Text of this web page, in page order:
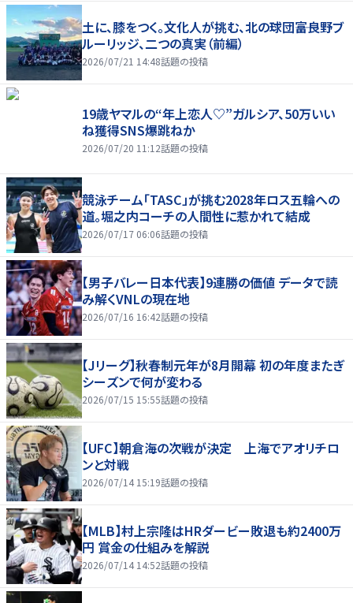
土に、膝をつく。文化人が挑む、北の球団――富良野ブ
ルーリッジ、二つの真実（前編）
2026/07/21 14:48話題の投稿
19歳ヤマルの“年上恋人♡”ガルシア、50万いい
ね獲得SNS爆跳ねか
2026/07/20 11:12話題の投稿
競泳チーム「TASC」が挑む2028年ロス五輪への
道。堀之内コーチの人間性に惹かれて結成
2026/07/17 06:06話題の投稿
【男子バレー日本代表】9連勝の価値 データで読
み解くVNLの現在地
2026/07/16 16:42話題の投稿
【Jリーグ】秋春制元年が8月開幕 初の年度またぎ
シーズンで何が変わる
2026/07/15 15:55話題の投稿
【UFC】朝倉海の次戦が決定 上海でアオリチロ
ンと対戦
2026/07/14 15:19話題の投稿
【MLB】村上宗隆はHRダービー敗退も約2400万
円 賞金の仕組みを解説
2026/07/14 14:52話題の投稿